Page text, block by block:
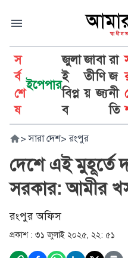
স
র্ব
শে
ষ
ইপেপার
জুলা
ই
বিপ্ল
ব
জা
তী
য়
বা
ণি
জ্য
রা
জ
নী
তি
> সারা দেশ> রংপুর
দেশে এই মুহূর্তে
সরকার: আমীর
রংপুর অফিস
প্রকাশ : ৩১ জুলাই ২০২৫, ২২: ৫১